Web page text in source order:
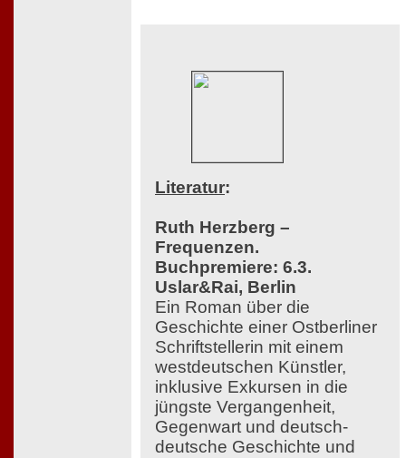
Literatur:
Ruth Herzberg –
Frequenzen.
Buchpremiere: 6.3.
Uslar&Rai, Berlin
Ein Roman über die
Geschichte einer Ostberliner
Schriftstellerin mit einem
westdeutschen Künstler,
inklusive Exkursen in die
jüngste Vergangenheit,
Gegenwart und deutsch-
deutsche Geschichte und